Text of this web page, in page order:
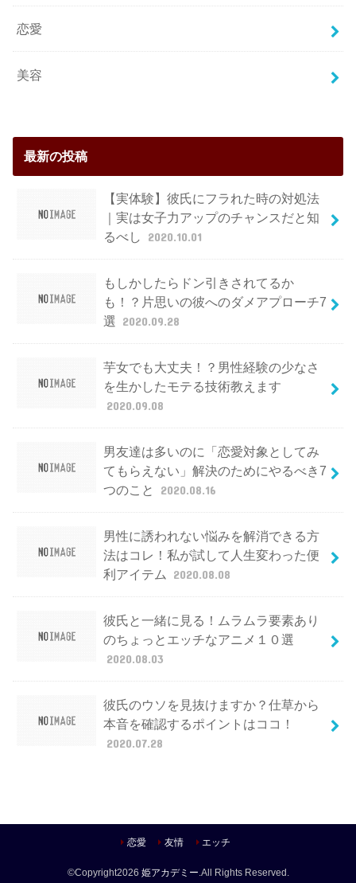
恋愛
美容
最新の投稿
【実体験】彼氏にフラれた時の対処法
｜実は女子力アップのチャンスだと知
るべし
2020.10.01
もしかしたらドン引きされてるか
も！？片思いの彼へのダメアプローチ7
選 2020.09.28
芋女でも大丈夫！？男性経験の少なさ
を生かしたモテる技術教えます
2020.09.08
男友達は多いのに「恋愛対象としてみ
てもらえない」解決のためにやるべき7
つのこと
2020.08.16
男性に誘われない悩みを解消できる方
法はコレ！私が試して人生変わった便
利アイテム
2020.08.08
彼氏と一緒に見る！ムラムラ要素あり
のちょっとエッチなアニメ１０選
2020.08.03
彼氏のウソを見抜けますか？仕草から
本音を確認するポイントはココ！
2020.07.28
恋愛 友情 エッチ
©Copyright2026 姫アカデミー .All Rights Reserved.